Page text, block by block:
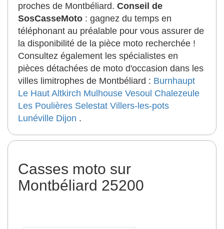
proches de Montbéliard. Conseil de
SosCasseMoto : gagnez du temps en
téléphonant au préalable pour vous assurer de
la disponibilité de la pièce moto recherchée !
Consultez également les spécialistes en
pièces détachées de moto d'occasion dans les
villes limitrophes de Montbéliard : Burnhaupt
Le Haut Altkirch Mulhouse Vesoul Chalezeule
Les Poulières Selestat Villers-les-pots
Lunéville Dijon .
Casses moto sur
Montbéliard 25200